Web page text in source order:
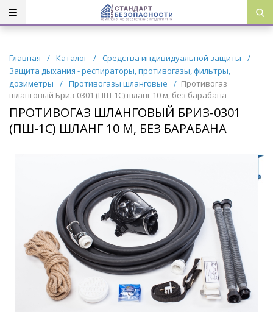
Главная / Каталог / Средства индивидуальной защиты
/
Защита дыхания - респираторы, противогазы, фильтры,
дозиметры
/ Противогазы шланговые / Противогаз
шланговый Бриз-0301 (ПШ-1С) шланг 10 м, без барабана
ПРОТИВОГАЗ ШЛАНГОВЫЙ БРИЗ-0301
(ПШ-1С) ШЛАНГ 10 М, БЕЗ БАРАБАНА